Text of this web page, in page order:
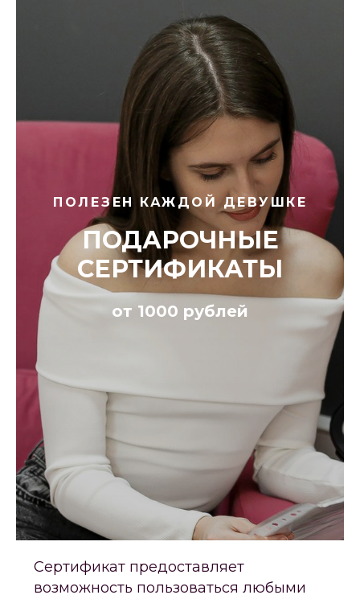
ПОЛЕЗЕН КАЖДОЙ ДЕВУШКЕ
ПОДАРОЧНЫЕ
СЕРТИФИКАТЫ
от 1000 рублей
Сертификат предоставляет
возможность пользоваться любыми